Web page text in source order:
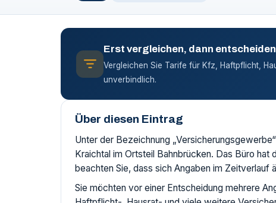
Erst vergleichen, dann entscheiden
Vergleichen Sie Tarife für Kfz, Haftpflicht,
unverbindlich.
Über diesen Eintrag
Unter der Bezeichnung
Kraichtal im Ortsteil Bahnbrücken. Das Büro
beachten Sie, dass sich Angaben im Zeitverlauf
Sie möchten vor einer Entscheidung mehrere